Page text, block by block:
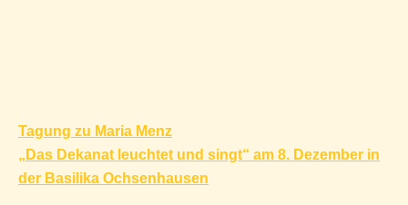
Beitragsnavigation
Tagung zu Maria Menz
„Das Dekanat leuchtet und singt“ am 8. Dezember in
der Basilika Ochsenhausen